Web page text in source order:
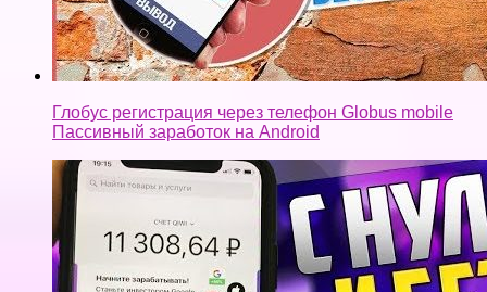
Глобус регистрация через телефон Globus mobile
Пассивный заработок на Android